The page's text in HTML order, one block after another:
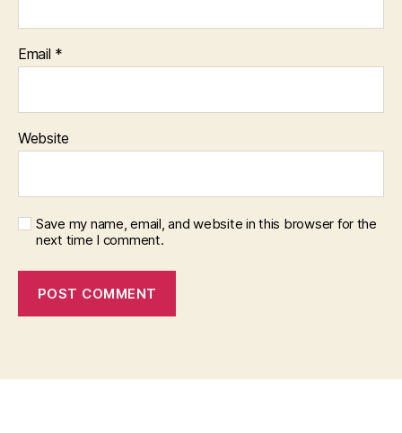
Email *
Website
Save my name, email, and website in this browser for the
next time I comment.